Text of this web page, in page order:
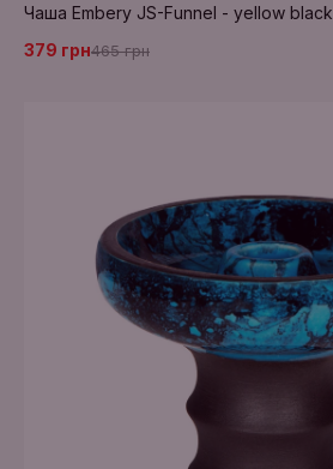
Чаша Embery JS-Funnel - yellow black
379 грн465 грн